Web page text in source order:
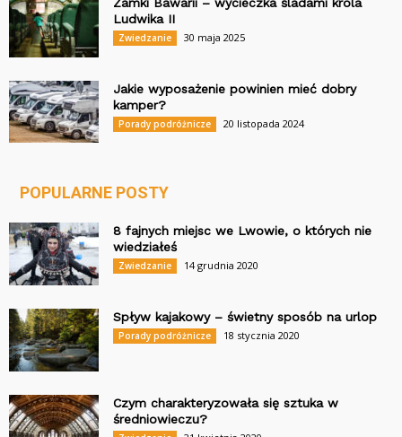
Ludwika II
Zwiedzanie 30 maja 2025
Jakie wyposażenie powinien mieć dobry
kamper?
Porady podróżnicze 20 listopada 2024
POPULARNE POSTY
8 fajnych miejsc we Lwowie, o których nie
wiedziałeś
Zwiedzanie 14 grudnia 2020
Spływ kajakowy – świetny sposób na urlop
Porady podróżnicze 18 stycznia 2020
Czym charakteryzowała się sztuka w
średniowieczu?